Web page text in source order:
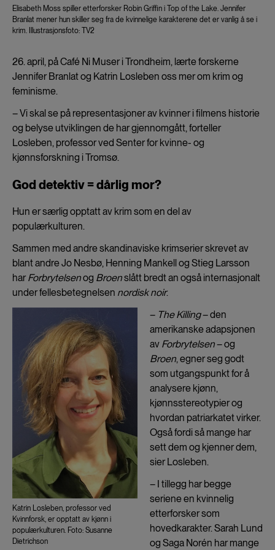
Elisabeth Moss spiller etterforsker Robin Griffin i Top of the Lake. Jennifer
Branlat mener hun skiller seg fra de kvinnelige karakterene det er vanlig å se i
krim. Illustrasjonsfoto: TV2
26. april, på Café Ni Muser i Trondheim, lærte forskerne
Jennifer Branlat og Katrin Losleben oss mer om krim og
feminisme.
– Vi skal se på representasjoner av kvinner i filmens historie
og belyse utviklingen de har gjennomgått, forteller
Losleben, professor ved Senter for kvinne- og
kjønnsforskning i Tromsø.
God detektiv = dårlig mor?
Hun er særlig opptatt av krim som en del av
populærkulturen.
Sammen med andre skandinaviske krimserier skrevet av
blant andre Jo Nesbø, Henning Mankell og Stieg Larsson
harForbrytelsenog Broenslått bredt an også internasjonalt
under fellesbetegnelsen nordisk noir.
Katrin Losleben, professor ved
Kvinnforsk, er opptatt av kjønn i
populærkulturen. Foto: Susanne
Dietrichson
– The Killing– den
amerikanske adapsjonen
av Forbrytelsen– og
Broen, egner seg godt
som utgangspunkt for å
analysere kjønn,
kjønnsstereotypier og
hvordan patriarkatet virker.
Også fordi så mange har
sett dem og kjenner dem,
sier Losleben.
– I tillegg har begge
seriene en kvinnelig
etterforsker som
hovedkarakter. Sarah Lund
og Saga Norén har mange